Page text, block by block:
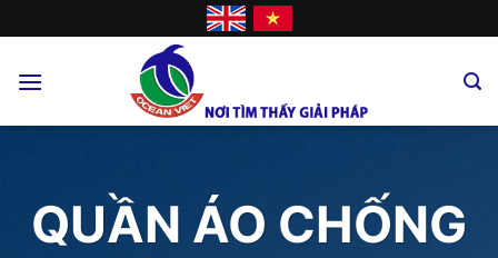
to
QUẦN ÁO CHỐNG